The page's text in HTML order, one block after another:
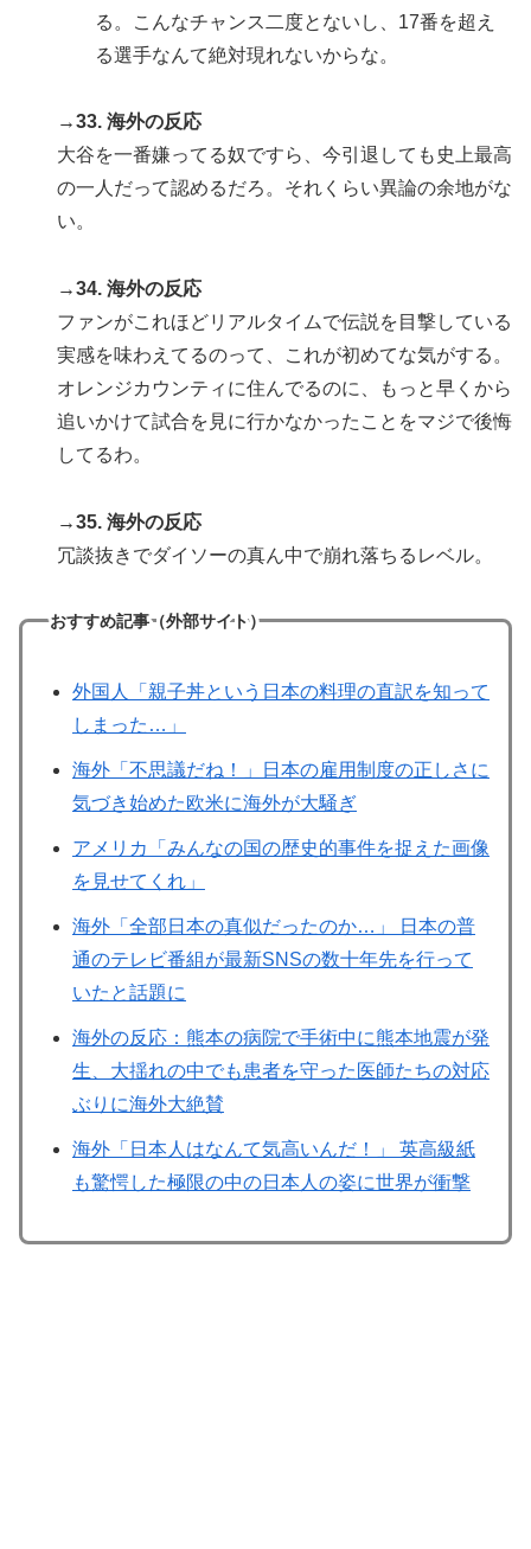
る。こんなチャンス二度とないし、17番を超え
る選手なんて絶対現れないからな。
→33. 海外の反応
大谷を一番嫌ってる奴ですら、今引退しても史上最高
の一人だって認めるだろ。それくらい異論の余地がな
い。
→34. 海外の反応
ファンがこれほどリアルタイムで伝説を目撃している
実感を味わえてるのって、これが初めてな気がする。
オレンジカウンティに住んでるのに、もっと早くから
追いかけて試合を見に行かなかったことをマジで後悔
してるわ。
→35. 海外の反応
冗談抜きでダイソーの真ん中で崩れ落ちるレベル。
おすすめ記事（外部サイト）
外国人「親子丼という日本の料理の直訳を知って
しまった…」
海外「不思議だね！」日本の雇用制度の正しさに
気づき始めた欧米に海外が大騒ぎ
アメリカ「みんなの国の歴史的事件を捉えた画像
を見せてくれ」
海外「全部日本の真似だったのか…」 日本の普
通のテレビ番組が最新SNSの数十年先を行って
いたと話題に
海外の反応：熊本の病院で手術中に熊本地震が発
生、大揺れの中でも患者を守った医師たちの対応
ぶりに海外大絶賛
海外「日本人はなんて気高いんだ！」 英高級紙
も驚愕した極限の中の日本人の姿に世界が衝撃